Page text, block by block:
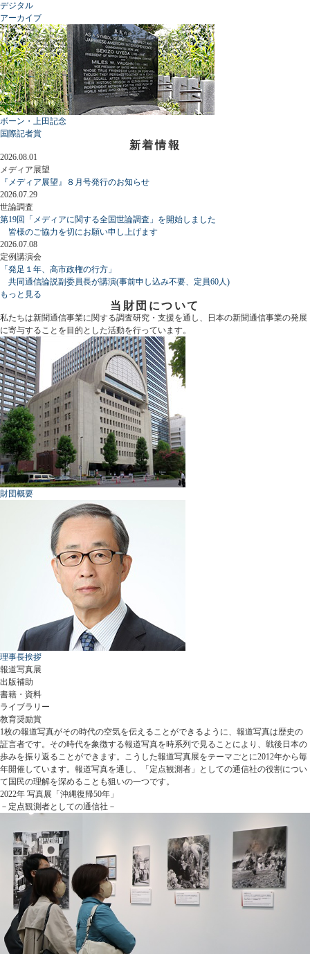
デジタル
アーカイブ
ボーン・上田記念
国際記者賞
新着情報
2026.08.01
メディア展望
『メディア展望』８月号発行のお知らせ
2026.07.29
世論調査
第19回「メディアに関する全国世論調査」を開始しました
皆様のご協力を切にお願い申し上げます
2026.07.08
定例講演会
「発足１年、高市政権の行方」
共同通信論説副委員長が講演(事前申し込み不要、定員60人)
もっと見る
当財団について
私たちは新聞通信事業に関する調査研究・支援を通し、日本の新聞通信事業の発展
に寄与することを目的とした活動を行っています。
財団概要
理事長挨拶
報道写真展
出版補助
書籍・資料
ライブラリー
教育奨励賞
1枚の報道写真がその時代の空気を伝えることができるように、報道写真は歴史の
証言者です。その時代を象徴する報道写真を時系列で見ることにより、戦後日本の
歩みを振り返ることができます。こうした報道写真展をテーマごとに2012年から毎
年開催しています。報道写真を通し、「定点観測者」としての通信社の役割につい
て国民の理解を深めることも狙いの一つです。
2022年 写真展「沖縄復帰50年」
－定点観測者としての通信社－